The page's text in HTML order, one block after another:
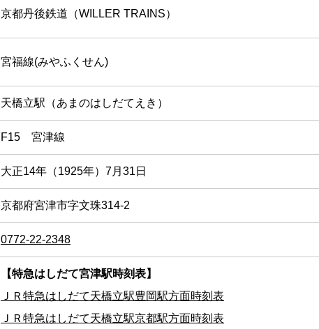
京都丹後鉄道（WILLER TRAINS）
宮福線(みやふくせん)
天橋立駅（あまのはしだてえき）
F15 宮津線
大正14年（1925年）7月31日
京都府宮津市字文珠314-2
0772-22-2348
【特急はしだて宮津駅時刻表】
ＪＲ特急はしだて天橋立駅豊岡駅方面時刻表
ＪＲ特急はしだて天橋立駅京都駅方面時刻表